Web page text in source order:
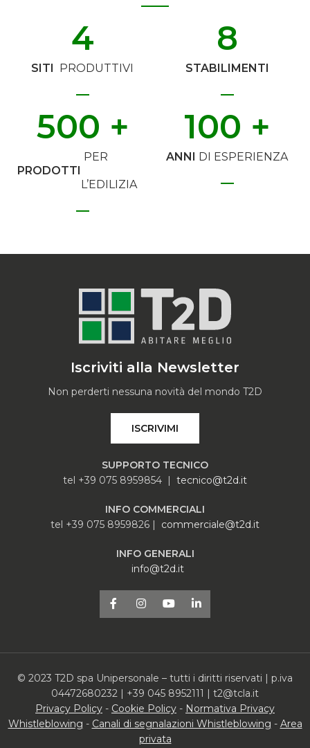
SITI PRODUTTIVI
4
STABILIMENTI
8
PRODOTTI
PER
L’EDILIZIA
500 +
ANNI DI ESPERIENZA
100 +
Iscriviti alla Newsletter
Non perderti nessuna novità del mondo T2D
ISCRIVIMI
SUPPORTO TECNICO
tel +39 075 8959854 | tecnico@t2d.it
INFO COMMERCIALI
tel +39 075 8959826 | commerciale@t2d.it
INFO GENERALI
info@t2d.it
© 2023 T2D spa Unipersonale – tutti i diritti riservati | p.iva
04472680232 | +39 045 8952111 | t2@tcla.it
Privacy Policy - Cookie Policy - Normativa Privacy
Whistleblowing - Canali di segnalazioni Whistleblowing - Area
privata